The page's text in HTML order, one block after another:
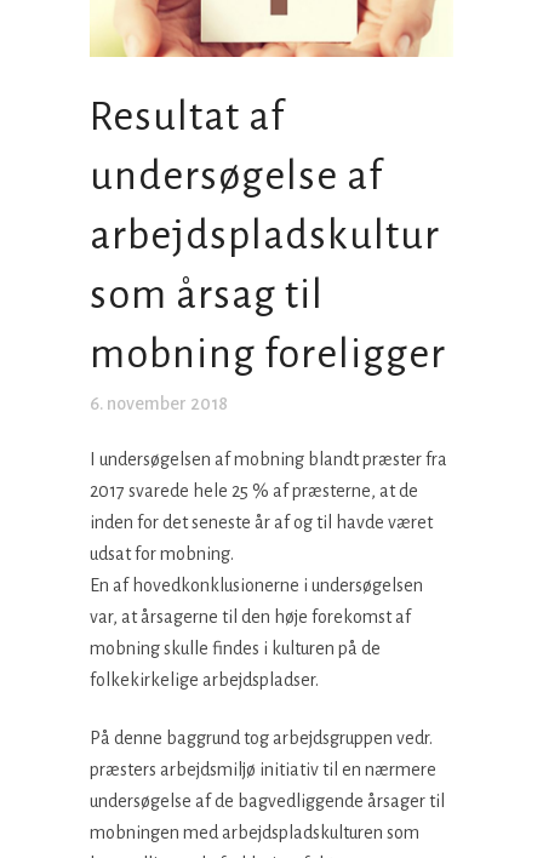
Resultat af
undersøgelse af
arbejdspladskultur
som årsag til
mobning foreligger
6. november 2018
I undersøgelsen af mobning blandt præster fra
2017 svarede hele 25 % af præsterne, at de
inden for det seneste år af og til havde været
udsat for mobning.
En af hovedkonklusionerne i undersøgelsen
var, at årsagerne til den høje forekomst af
mobning skulle findes i kulturen på de
folkekirkelige arbejdspladser.
På denne baggrund tog arbejdsgruppen vedr.
præsters arbejdsmiljø initiativ til en nærmere
undersøgelse af de bagvedliggende årsager til
mobningen med arbejdspladskulturen som